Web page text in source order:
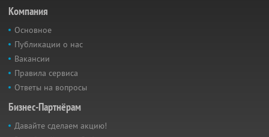
Компания
Основное
Публикации о нас
Вакансии
Правила сервиса
Ответы на вопросы
Бизнес-Партнёрам
Давайте сделаем акцию!